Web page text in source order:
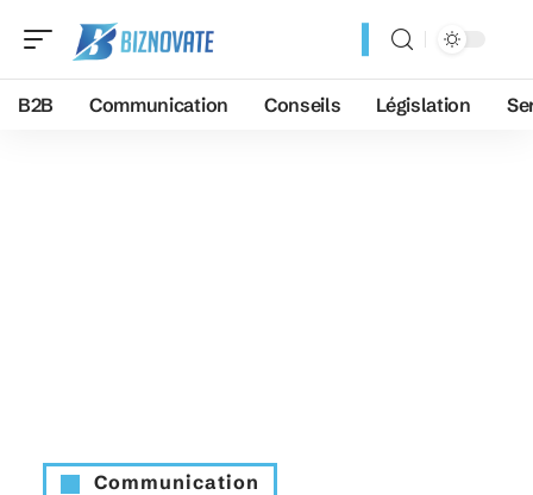
B2B Communication Conseils Législation
Communication